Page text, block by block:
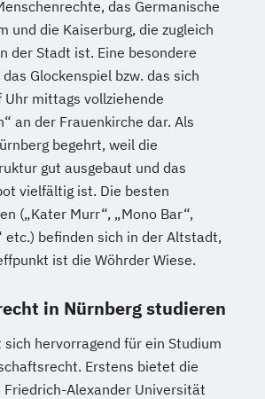
das Germanische
und die Kaiserburg, die zugleich
der Stadt ist. Eine besondere
Glockenspiel bzw. das sich
Uhr mittags vollziehende
an der Frauenkirche dar. Als
begehrt, weil die
gut ausgebaut und das
vielfältig ist. Die besten
(„Kater Murr“, „Mono Bar“,
etc.) befinden sich in der Altstadt,
ist die Wöhrder Wiese.
in Nürnberg studieren
sich hervorragend für ein Studium
Erstens bietet die
Alexander Universität